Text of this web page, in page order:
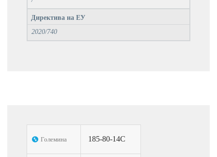
Директива на ЕУ
2020/740
Големина 185-80-14C